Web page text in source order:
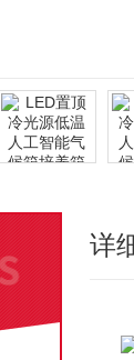
详